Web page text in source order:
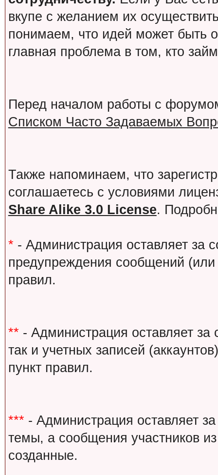
вкупе с желанием их
понимаем, что идей может быть
главная проблема в том, кто
Перед началом работы с
Списком Часто Задаваемых
Также напоминаем, что
соглашаетесь с условиями
Share Alike 3.0 License.
* - Администрация оставляет за
предупреждения сообщений
правил.
** - Администрация оставляет
так и учетных записей
пункт правил.
*** - Администрация оставляет
темы, а сообщения участников
созданные.